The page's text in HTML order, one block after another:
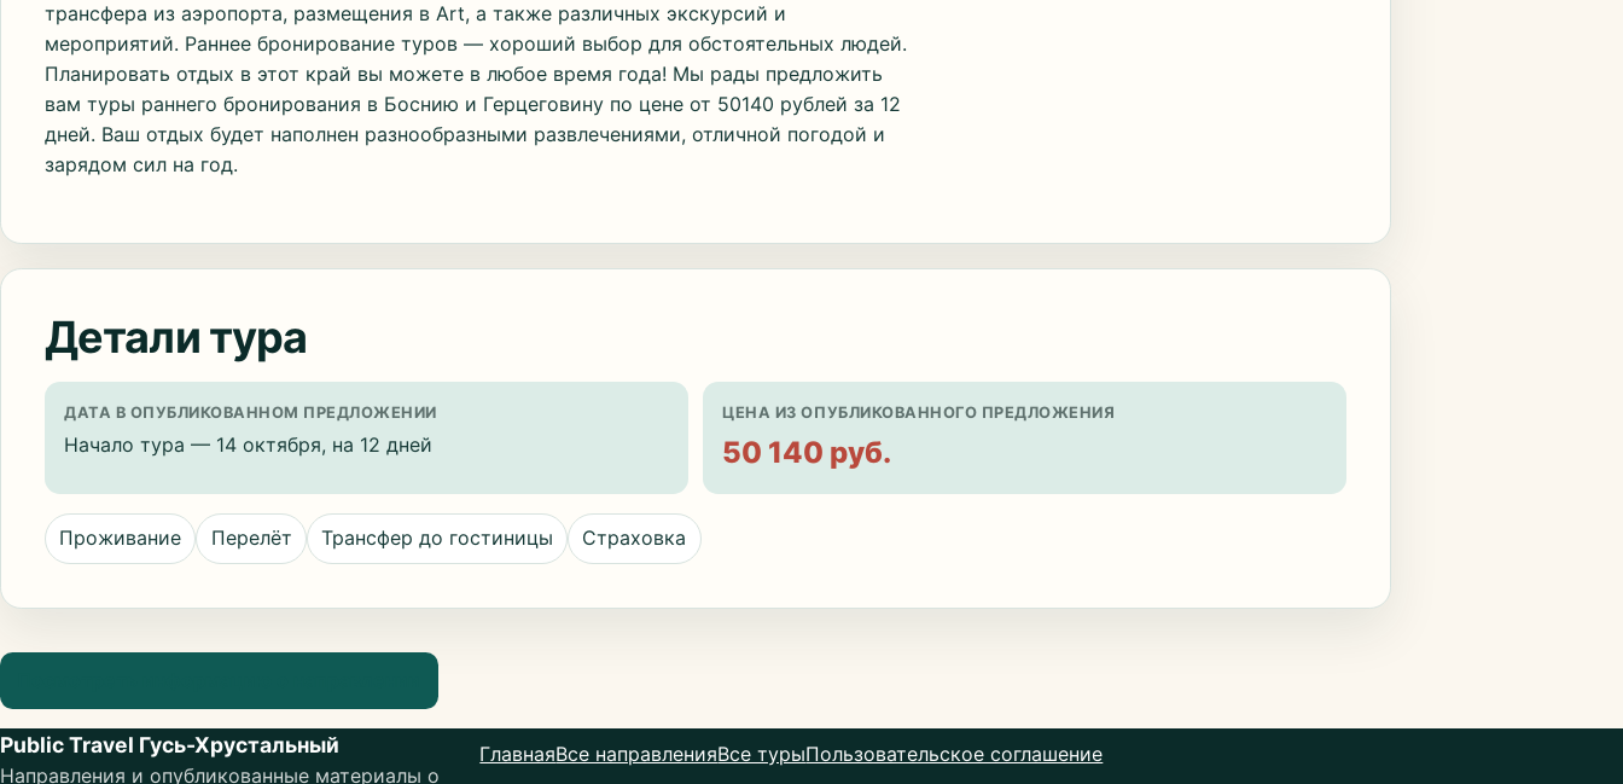
трансфера из аэропорта, размещения в Art, а также различных экскурсий и
мероприятий. Раннее бронирование туров — хороший выбор для обстоятельных людей.
Планировать отдых в этот край вы можете в любое время года! Мы рады предложить
вам туры раннего бронирования в Боснию и Герцеговину по цене от 50140 рублей за 12
дней. Ваш отдых будет наполнен разнообразными развлечениями, отличной погодой и
зарядом сил на год.
Детали тура
ДАТА В ОПУБЛИКОВАННОМ ПРЕДЛОЖЕНИИ
Начало тура — 14 октября, на 12 дней
ЦЕНА ИЗ ОПУБЛИКОВАННОГО ПРЕДЛОЖЕНИЯ
50 140 руб.
Проживание Перелёт Трансфер до гостиницы Страховка
Public Travel Гусь-Хрустальный
Направления и опубликованные материалы о
ГлавнаяВсе направленияВсе турыПользовательское соглашение